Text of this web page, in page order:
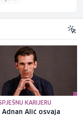
KARIJERU
Adnan Alić osvaja